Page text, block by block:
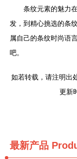
条纹元素的魅力
发，到精心挑选的条
属自己的条纹时尚语
吧。
如若转载，请注明出
更新
最新产品